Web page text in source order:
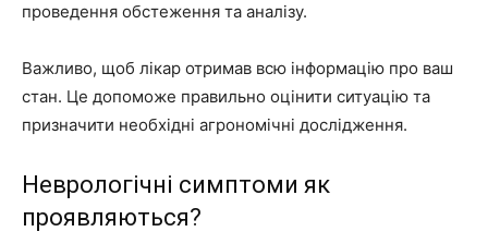
проведення обстеження та аналізу.
Важливо, щоб лікар отримав всю інформацію про ваш
стан. Це допоможе правильно оцінити ситуацію та
призначити необхідні агрономічні дослідження.
Неврологічні симптоми як
проявляються?